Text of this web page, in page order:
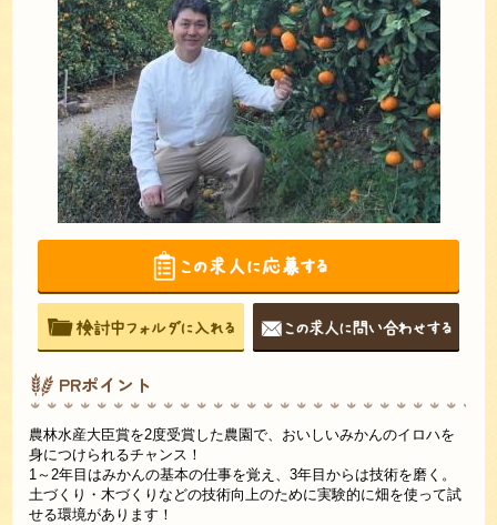
PRポイント
農林水産大臣賞を2度受賞した農園で、おいしいみかんのイロハを
身につけられるチャンス！
1～2年目はみかんの基本の仕事を覚え、3年目からは技術を磨く。
土づくり・木づくりなどの技術向上のために実験的に畑を使って試
せる環境があります！